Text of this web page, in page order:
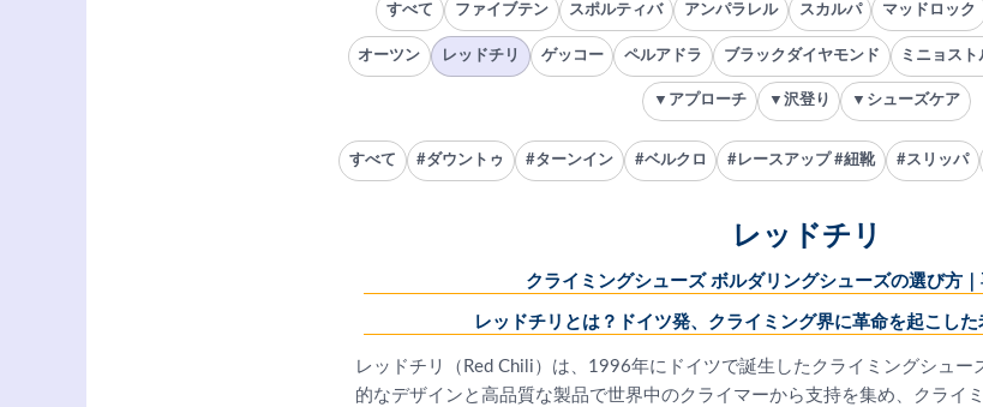
すべて ファイブテン スポルティバ アンパラレル スカルパ マッドロック
オーツン レッドチリ ゲッコー ペルアドラ ブラックダイヤモンド ミニョスト
▼アプローチ ▼沢登り ▼シューズケア
すべて #ダウントゥ #ターンイン #ベルクロ #レースアップ #紐靴 #スリッパ
レッドチリ
クライミングシューズ ボルダリングシューズの選び方
レッドチリとは？ドイツ発、クライミング界に革命を起こし
レッドチリ（Red Chili）は、1996年にドイツで誕生したクライミングシュー
的なデザインと高品質な製品で世界中のクライマーから支持を集め、クライ